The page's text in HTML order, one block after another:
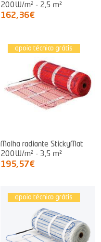
200W/m² - 2,5 m²
162,36€
apoio técnico grátis
Malha radiante StickyMat
200W/m² - 3,5 m²
195,57€
apoio técnico grátis